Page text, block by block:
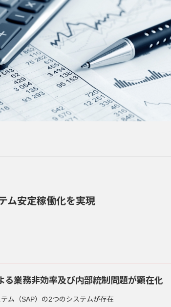
ム安定稼働化を実現
業務非効率及び内部統制問題が顕在化
ム（SAP）の2つのシステムが存在